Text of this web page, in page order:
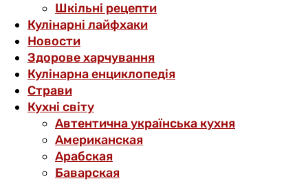
Шкільні рецепти
Кулінарні лайфхаки
Новости
Здорове харчування
Кулінарна енциклопедія
Страви
Кухні світу
Автентична українська кухня
Американская
Арабская
Баварская